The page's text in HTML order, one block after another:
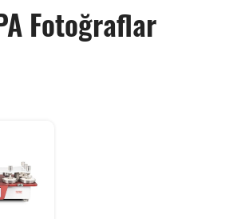
Fotoğraflar